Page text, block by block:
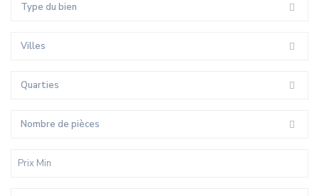
Type du bien
Villes
Quarties
Nombre de pièces